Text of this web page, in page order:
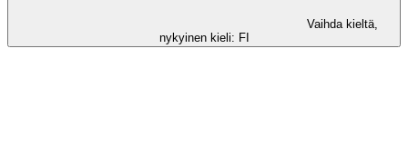
Vaihda kieltä,
nykyinen kieli: FI